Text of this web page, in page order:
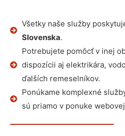
Všetky naše služby
Slovenska.
Potrebujete pomôcť v inej
dispozícii aj elektrikára,
ďalších remeselníkov.
Ponúkame komplexné
sú priamo v ponuke